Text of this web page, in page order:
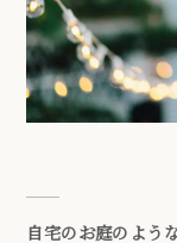
自宅のお庭のよう